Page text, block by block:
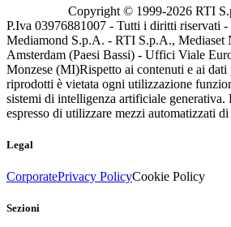
Copyright © 1999-2026 RTI
P.Iva 03976881007 - Tutti i diritti riservati -
Mediamond S.p.A. - RTI S.p.A., Mediaset
Amsterdam (Paesi Bassi) - Uffici Viale
Monzese (MI)Rispetto ai contenuti e ai dati
riprodotti è vietata ogni utilizzazione
sistemi di intelligenza artificiale generativa.
espresso di utilizzare mezzi automatizzati di
Legal
CorporatePrivacy PolicyCookie Policy
Sezioni